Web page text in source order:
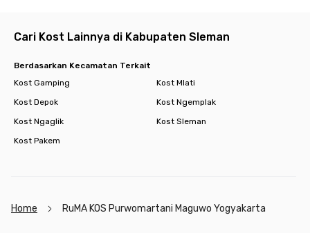
Cari Kost Lainnya di Kabupaten Sleman
Berdasarkan Kecamatan Terkait
Kost Gamping
Kost Mlati
Kost Depok
Kost Ngemplak
Kost Ngaglik
Kost Sleman
Kost Pakem
Home RuMA KOS Purwomartani Maguwo Yogyakarta